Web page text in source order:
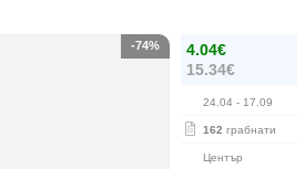
4.04€
15.34€
24.04 - 17.09
162 грабнати
Център
-74%